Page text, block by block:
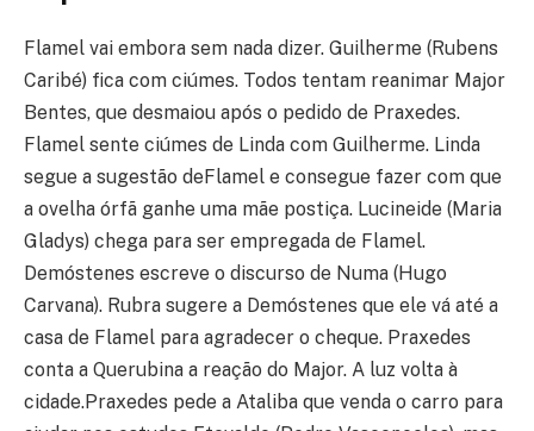
Flamel vai embora sem nada dizer. Guilherme (Rubens
Caribé) fica com ciúmes. Todos tentam reanimar Major
Bentes, que desmaiou após o pedido de Praxedes.
Flamel sente ciúmes de Linda com Guilherme. Linda
segue a sugestão deFlamel e consegue fazer com que
a ovelha órfã ganhe uma mãe postiça. Lucineide (Maria
Gladys) chega para ser empregada de Flamel.
Demóstenes escreve o discurso de Numa (Hugo
Carvana). Rubra sugere a Demóstenes que ele vá até a
casa de Flamel para agradecer o cheque. Praxedes
conta a Querubina a reação do Major. A luz volta à
cidade.Praxedes pede a Ataliba que venda o carro para